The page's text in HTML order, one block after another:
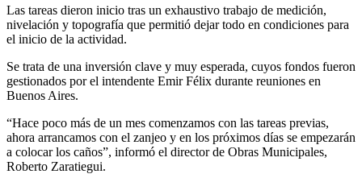
Las tareas dieron inicio tras un exhaustivo trabajo de medición,
nivelación y topografía que permitió dejar todo en condiciones para
el inicio de la actividad.
Se trata de una inversión clave y muy esperada, cuyos fondos fueron
gestionados por el intendente Emir Félix durante reuniones en
Buenos Aires.
“Hace poco más de un mes comenzamos con las tareas previas,
ahora arrancamos con el zanjeo y en los próximos días se empezarán
a colocar los caños”, informó el director de Obras Municipales,
Roberto Zaratiegui.